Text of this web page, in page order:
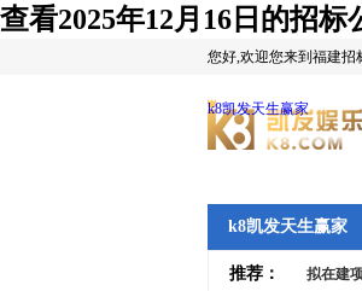
查看2025年12月16日的招
您好,欢迎您来到福建招
k8凯发天生赢家
k8凯发天生赢家
推荐： 拟在建